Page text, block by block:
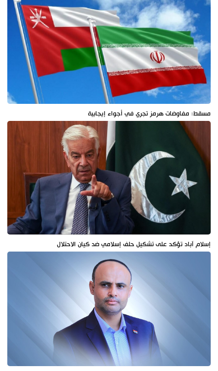
مسقط: مفاوضات هرمز تجري في أجواء إيجابية
إسلام آباد تؤكد على تشكيل حلف إسلامي ضد كيان الاحتلال